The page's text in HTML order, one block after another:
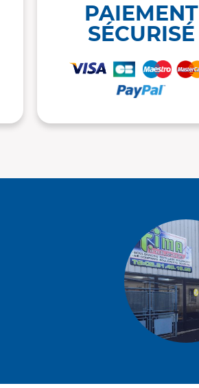
PAIEMENT
SÉCURISÉ